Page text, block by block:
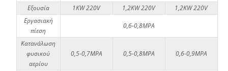
Εξουσία 1KW 220V 1,2KW 220V
1,2KW 220V
Εργασιακή
πίεση
0,6-0,8MPA
Κατανάλωση
φυσικού
αερίου
0,5-0,7MPA 0,5-0,8MPA 0,6-0,9MPA